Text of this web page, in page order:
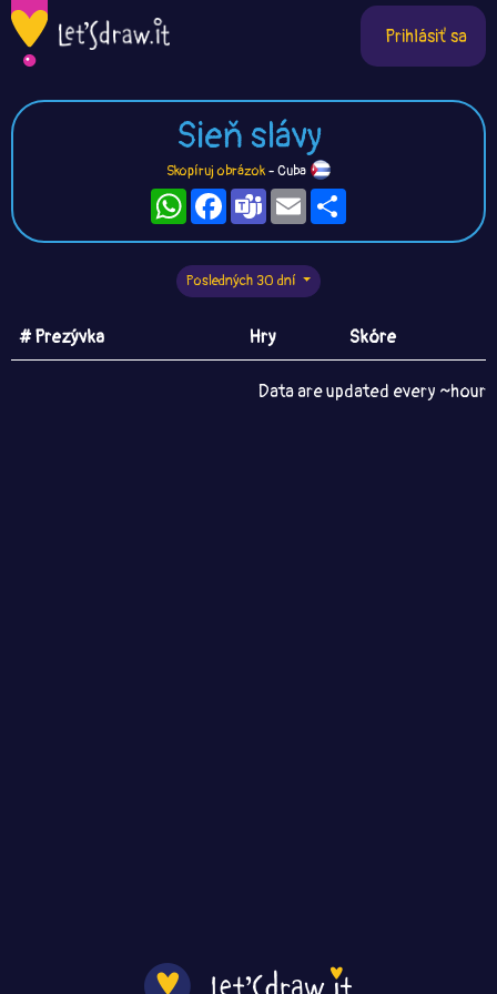
Prihlásiť sa
Sieň slávy
Skopíruj obrázok- Cuba
WhatsAppFacebook
TeamsEmail
Posledných 30 dní
# Prezývka Hry Skóre
Data are updated every ~hour